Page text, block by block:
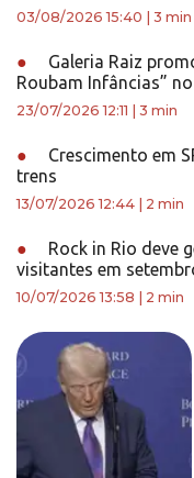
03/08/2026 15:40 3 min
●
Galeria Raiz
Roubam Infâncias”
23/07/2026 12:11 3 min
●
Crescimento em
trens
13/07/2026 12:44 2 min
●
Rock in Rio deve
visitantes em
10/07/2026 13:58 2 min